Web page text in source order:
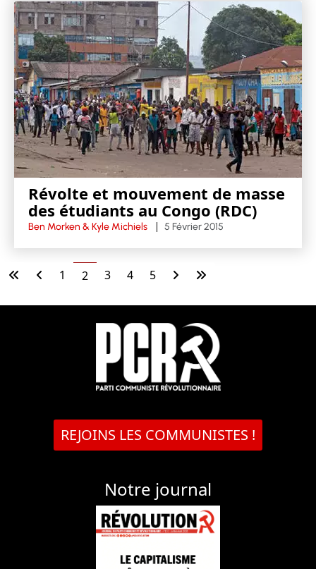
Révolte et mouvement de masse
des étudiants au Congo (RDC)
Ben Morken & Kyle Michiels 5 Février 2015
1 2 3 4 5
REJOINS LES COMMUNISTES !
Notre journal